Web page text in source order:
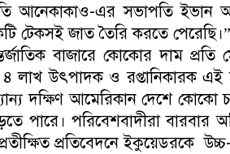
আনেকাকাও-এর সভাপতি
টেকসই জাত তৈরি করতে
বাজারে কোকোর দাম
লাখ উৎপাদক ও রপ্তানিকারক
দক্ষিণ আমেরিকান দেশে কোকো
পারে। পরিবেশবাদীরা
প্রতিবেদনে ইকুয়েডরকে